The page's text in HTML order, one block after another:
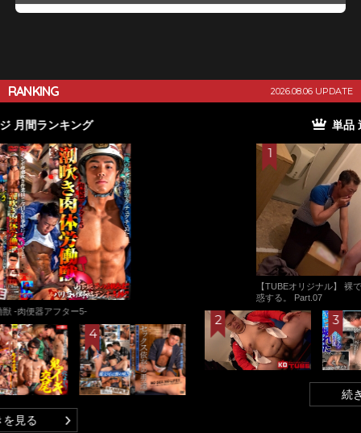
RANKING 2026.08.06 UPDATE
【赤面男子】 赤面男子CASE35：小●校の先生志望が2度目
の出演！デカ尻ガン突かれぶっ壊れアナルからの連続痙攣
逝き?
続きを見る